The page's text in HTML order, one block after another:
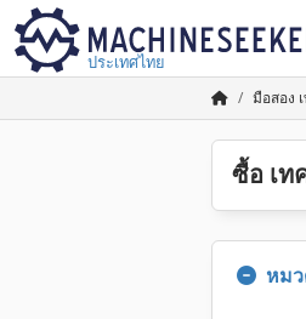
ประเทศไทย
มือสอง
ซื้อ เท
หม